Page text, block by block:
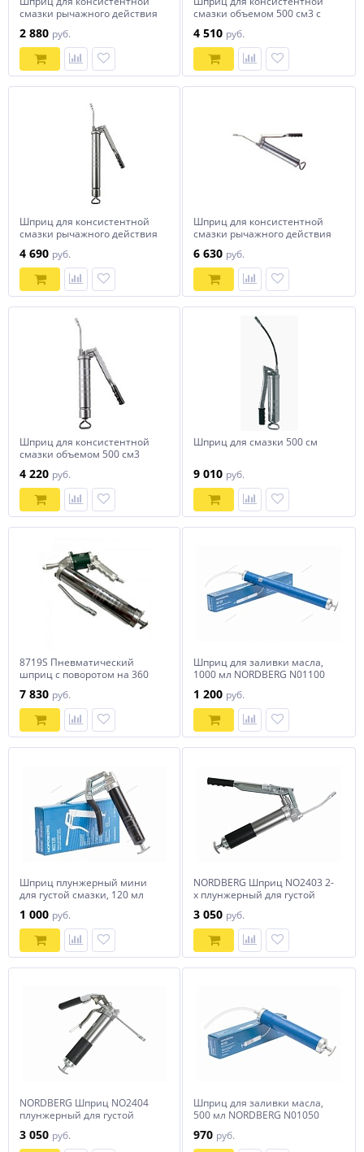
смазки рычажного действия
2 880 руб.
смазки объемом 500 см3 с
жесткий наконечник
4 510 руб.
Шприц для консистентной
смазки рычажного действия
4 690 руб.
Шприц для консистентной
смазки рычажного действия
6 630 руб.
Шприц для консистентной
смазки объемом 500 см3
4 220 руб.
Шприц для смазки 500 см
9 010 руб.
8719S Пневматический
шприц с поворотом на 360
7 830 руб.
Шприц для заливки масла,
1000 мл NORDBERG N01100
1 200 руб.
Шприц плунжерный мини
для густой смазки, 120 мл
1 000 руб.
NORDBERG Шприц NO2403 2-
х плунжерный для густой
плунжеров, 400мл
3 050 руб.
NORDBERG Шприц NO2404
плунжерный для густой
ручкой, 400мл
3 050 руб.
Шприц для заливки масла,
500 мл NORDBERG N01050
970 руб.